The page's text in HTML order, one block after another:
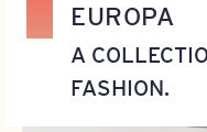
EUROPA
A
FASHION.